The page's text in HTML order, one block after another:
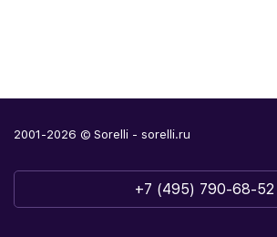
2001-2026 © Sorelli - sorelli.ru
+7 (495) 790-68-52